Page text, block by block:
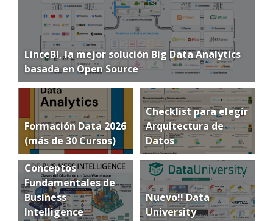
LinceBI, la mejor solución Big Data Analytics
basada en Open Source
Formación Data 2026
(más de 30 Cursos)
Checklist para elegir
Arquitectura de
Datos
Conceptos
Fundamentales de
Business
Intelligence
Nuevo!! Data
University